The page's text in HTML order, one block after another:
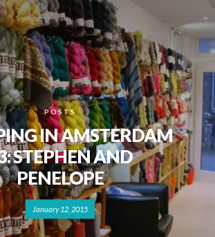
POSTS
IN AMSTERDAM
STEPHEN AND
PENELOPE
January 12, 2015